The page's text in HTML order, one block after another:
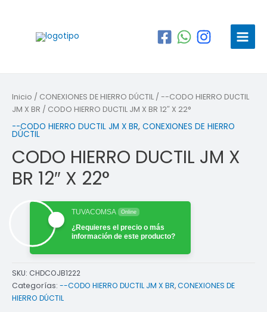
contenido
Main
Inicio / CONEXIONES DE HIERRO DÚCTIL / --CODO HIERRO DUCTIL
JM X BR / CODO HIERRO DUCTIL JM X BR 12″ X 22°
--CODO HIERRO DUCTIL JM X BR, CONEXIONES DE HIERRO
DÚCTIL
CODO HIERRO DUCTIL JM X
BR 12″ X 22°
TUVACOMSA Online
¿Requieres el precio o más
información de este producto?
SKU: CHDCOJB1222
Categorías: --CODO HIERRO DUCTIL JM X BR,CONEXIONES DE
HIERRO DÚCTIL